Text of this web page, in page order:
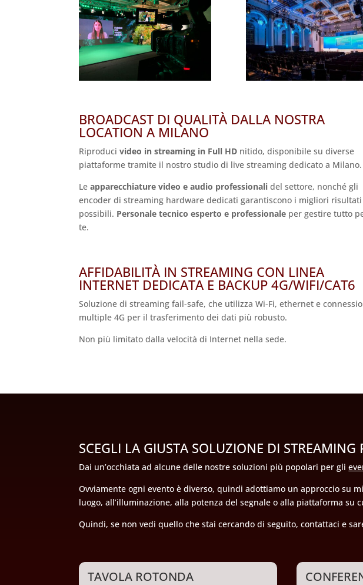
BROADCAST DI QUALITÀ DALLA NOSTRA
LOCATION A MILANO
Riproducivideo in streaming in Full HD nitido, disponibile su diverse
piattaforme tramite il nostro studio di live streaming dedicato a Milano.
Leapparecchiature video e audio professionali del settore, nonché gli
encoder di streaming hardware dedicati garantiscono i migliori risultati
possibili. Personale tecnico esperto e professionale per gestire tutto
te.
AFFIDABILITÀ IN STREAMING CON LINEA
INTERNET DEDICATA E BACKUP 4G/WIFI/CAT6
Soluzione di streaming fail-safe, che utilizza Wi-Fi, ethernet e
multiple 4G per il trasferimento dei dati più robusto.
Non più limitato dalla velocità di Internet nella sede.
SCEGLI LA GIUSTA SOLUZIONE DI
Dai un’occhiata ad alcune delle nostre soluzioni più popolari per gli
Ovviamente ogni evento è diverso, quindi adottiamo un approccio su
luogo, all’illuminazione, alla potenza del segnale o alla piattaforma su
Quindi, se non vedi quello che stai cercando di seguito, contattaci e
TAVOLA ROTONDA